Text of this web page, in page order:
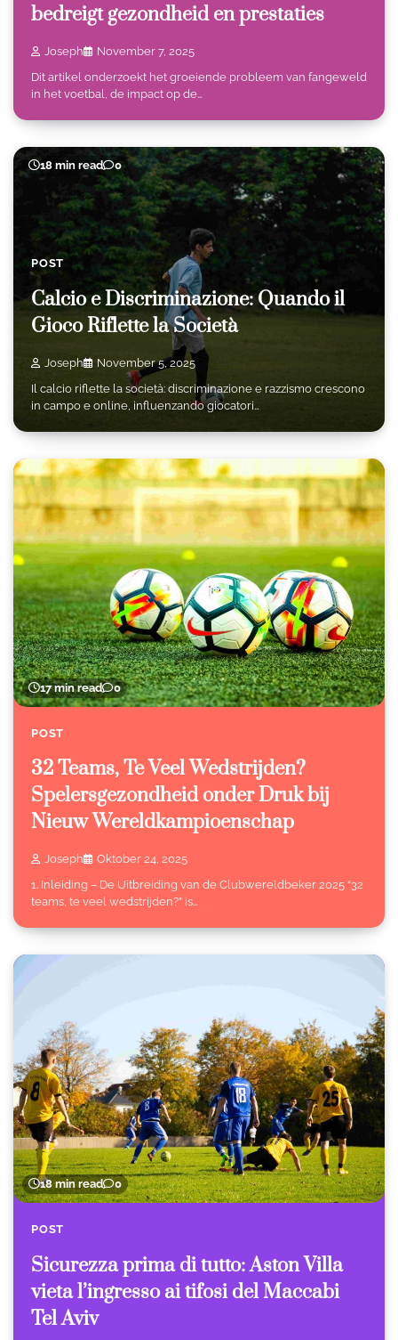
bedreigt gezondheid en prestaties
Joseph
November 7, 2025
Dit artikel onderzoekt het groeiende probleem van fangeweld
in het voetbal, de impact op de…
18 min read 0
POST
Calcio e Discriminazione: Quando il
Gioco Riflette la Società
Joseph
November 5, 2025
Il calcio riflette la società: discriminazione e razzismo crescono
in campo e online, influenzando giocatori…
17 min read 0
POST
32 Teams, Te Veel Wedstrijden?
Spelersgezondheid onder Druk bij
Nieuw Wereldkampioenschap
Joseph
Oktober 24, 2025
1. Inleiding – De Uitbreiding van de Clubwereldbeker 2025 “32
teams, te veel wedstrijden?” is…
18 min read 0
POST
Sicurezza prima di tutto: Aston Villa
vieta l’ingresso ai tifosi del Maccabi
Tel Aviv